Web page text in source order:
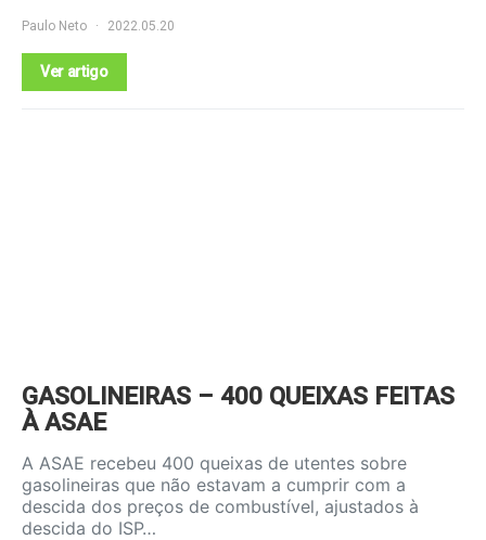
Paulo Neto 2022.05.20
Ver artigo
GASOLINEIRAS – 400 QUEIXAS FEITAS
À ASAE
A ASAE recebeu 400 queixas de utentes sobre
gasolineiras que não estavam a cumprir com a
descida dos preços de combustível, ajustados à
descida do ISP…